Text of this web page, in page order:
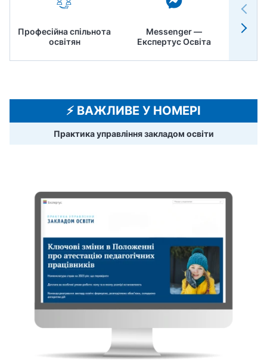
Професійна спільнота
освітян
Messenger —
Експертус Освіта
⚡️ ВАЖЛИВЕ У НОМЕРІ
Практика управління закладом освіти